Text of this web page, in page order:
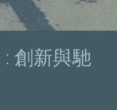
創新與馳